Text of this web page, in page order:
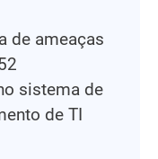
de ameaças
sistema de
de TI